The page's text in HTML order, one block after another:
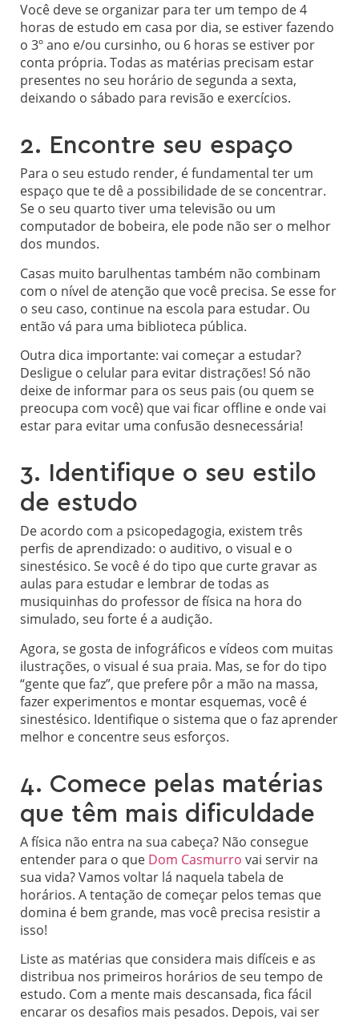
Você deve se organizar para ter um tempo de 4
horas de estudo em casa por dia, se estiver fazendo
o 3º ano e/ou cursinho, ou 6 horas se estiver por
conta própria. Todas as matérias precisam estar
presentes no seu horário de segunda a sexta,
deixando o sábado para revisão e exercícios.
2. Encontre seu espaço
Para o seu estudo render, é fundamental ter um
espaço que te dê a possibilidade de se concentrar.
Se o seu quarto tiver uma televisão ou um
computador de bobeira, ele pode não ser o melhor
dos mundos.
Casas muito barulhentas também não combinam
com o nível de atenção que você precisa. Se esse for
o seu caso, continue na escola para estudar. Ou
então vá para uma biblioteca pública.
Outra dica importante: vai começar a estudar?
Desligue o celular para evitar distrações! Só não
deixe de informar para os seus pais (ou quem se
preocupa com você) que vai ficar offline e onde vai
estar para evitar uma confusão desnecessária!
3. Identifique o seu estilo
de estudo
De acordo com a psicopedagogia, existem três
perfis de aprendizado: o auditivo, o visual e o
sinestésico. Se você é do tipo que curte gravar as
aulas para estudar e lembrar de todas as
musiquinhas do professor de física na hora do
simulado, seu forte é a audição.
Agora, se gosta de infográficos e vídeos com muitas
ilustrações, o visual é sua praia. Mas, se for do tipo
“gente que faz”, que prefere pôr a mão na massa,
fazer experimentos e montar esquemas, você é
sinestésico. Identifique o sistema que o faz aprender
melhor e concentre seus esforços.
4. Comece pelas matérias
que têm mais dificuldade
A física não entra na sua cabeça? Não consegue
entender para o que Dom Casmurro vai servir na
sua vida? Vamos voltar lá naquela tabela de
horários. A tentação de começar pelos temas que
domina é bem grande, mas você precisa resistir a
isso!
Liste as matérias que considera mais difíceis e as
distribua nos primeiros horários de seu tempo de
estudo. Com a mente mais descansada, fica fácil
encarar os desafios mais pesados. Depois, vai ser